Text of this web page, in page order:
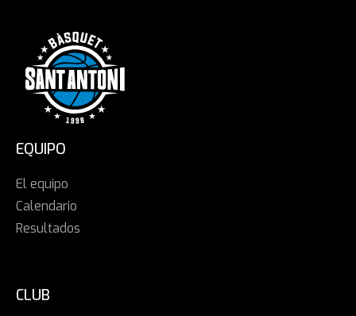
EQUIPO
El equipo
Calendario
Resultados
CLUB